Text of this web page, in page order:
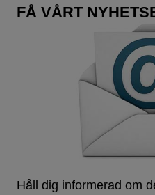
FÅ VÅRT
Håll dig informerad om